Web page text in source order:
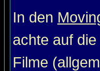
In den
achte auf
Filme